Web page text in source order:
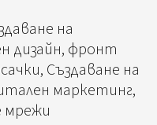
на
дизайн, фронт
Създаване на
маркетинг,
мрежи